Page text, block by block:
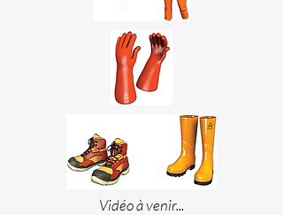
Vidéo à venir...